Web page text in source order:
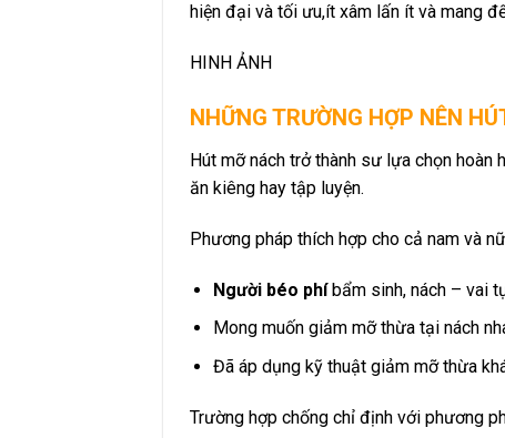
hiện đại và tối ưu,ít xâm lấn ít và mang
HINH ẢNH
NHỮNG TRƯỜNG HỢP NÊN
Hút mỡ nách trở thành sư lựa chọn
ăn kiêng hay tập luyện.
Phương pháp thích hợp cho cả nam và
Người béo phíbẩm sinh, nách – vai
Mong muốn giảm mỡ thừa tại nách
Đã áp dụng kỹ thuật giảm mỡ thừa
Trường hợp chống chỉ định với phương